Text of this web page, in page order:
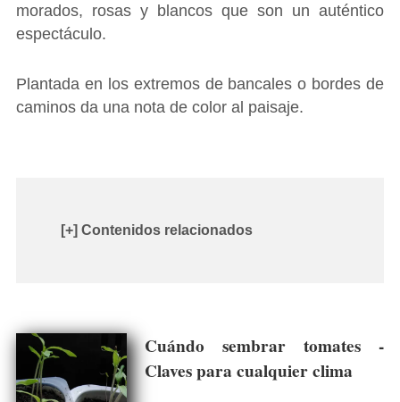
morados, rosas y blancos que son un auténtico
espectáculo.
Plantada en los extremos de bancales o bordes de
caminos da una nota de color al paisaje.
[+] Contenidos relacionados
Cuándo sembrar tomates -
Claves para cualquier clima